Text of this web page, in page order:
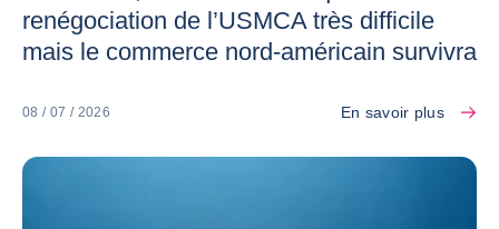
renégociation de l’USMCA très difficile
mais le commerce nord-américain survivra
08 / 07 / 2026 En savoir plus